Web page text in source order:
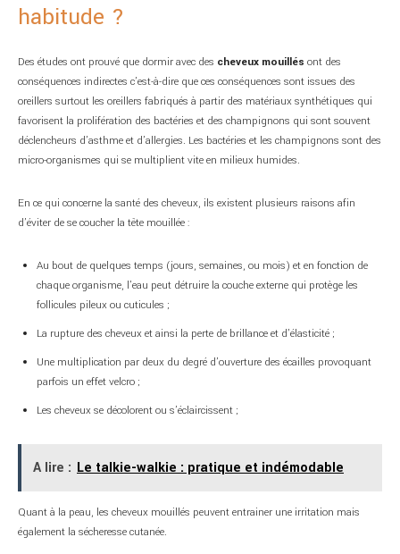
habitude ?
Des études ont prouvé que dormir avec des cheveux mouillés ont des
conséquences indirectes c’est-à-dire que ces conséquences sont issues des
oreillers surtout les oreillers fabriqués à partir des matériaux synthétiques qui
favorisent la prolifération des bactéries et des champignons qui sont souvent
déclencheurs d’asthme et d’allergies. Les bactéries et les champignons sont des
micro-organismes qui se multiplient vite en milieux humides.
En ce qui concerne la santé des cheveux, ils existent plusieurs raisons afin
d’éviter de se coucher la tête mouillée :
Au bout de quelques temps (jours, semaines, ou mois) et en fonction de
chaque organisme, l’eau peut détruire la couche externe qui protège les
follicules pileux ou cuticules ;
La rupture des cheveux et ainsi la perte de brillance et d’élasticité ;
Une multiplication par deux du degré d’ouverture des écailles provoquant
parfois un effet velcro ;
Les cheveux se décolorent ou s’éclaircissent ;
A lire : Le talkie-walkie : pratique et indémodable
Quant à la peau, les cheveux mouillés peuvent entrainer une irritation mais
également la sécheresse cutanée.